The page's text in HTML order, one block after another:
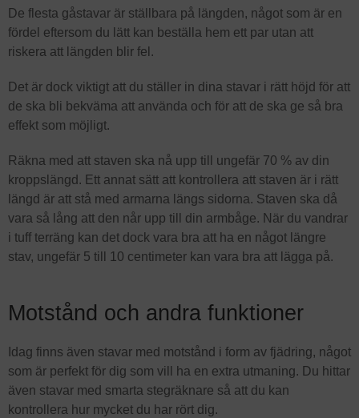
De flesta gåstavar är ställbara på längden, något som är en
fördel eftersom du lätt kan beställa hem ett par utan att
riskera att längden blir fel.
Det är dock viktigt att du ställer in dina stavar i rätt höjd för att
de ska bli bekväma att använda och för att de ska ge så bra
effekt som möjligt.
Räkna med att staven ska nå upp till ungefär 70 % av din
kroppslängd. Ett annat sätt att kontrollera att staven är i rätt
längd är att stå med armarna längs sidorna. Staven ska då
vara så lång att den når upp till din armbåge. När du vandrar
i tuff terräng kan det dock vara bra att ha en något längre
stav, ungefär 5 till 10 centimeter kan vara bra att lägga på.
Motstånd och andra funktioner
Idag finns även stavar med motstånd i form av fjädring, något
som är perfekt för dig som vill ha en extra utmaning. Du hittar
även stavar med smarta stegräknare så att du kan
kontrollera hur mycket du har rört dig.